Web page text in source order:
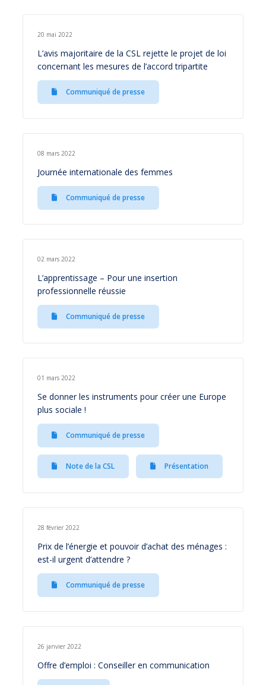
20 mai 2022
L’avis majoritaire de la CSL rejette le projet de loi
concernant les mesures de l’accord tripartite
Communiqué de presse
08 mars 2022
Journée internationale des femmes
Communiqué de presse
02 mars 2022
L’apprentissage – Pour une insertion
professionnelle réussie
Communiqué de presse
01 mars 2022
Se donner les instruments pour créer une Europe
plus sociale !
Communiqué de presse
Note de la CSL Présentation
28 février 2022
Prix de l’énergie et pouvoir d’achat des ménages :
est-il urgent d’attendre ?
Communiqué de presse
26 janvier 2022
Offre d’emploi : Conseiller en communication